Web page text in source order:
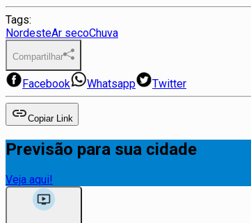
Tags:
NordesteAr secoChuva
Compartilhar
Facebook Whatsapp Twitter
Copiar Link
Previsão para sua cidade
Veja aqui!